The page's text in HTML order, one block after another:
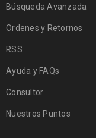
Búsqueda Avanzada
Ordenes y Retornos
RSS
Ayuda y FAQs
Consultor
Nuestros Puntos